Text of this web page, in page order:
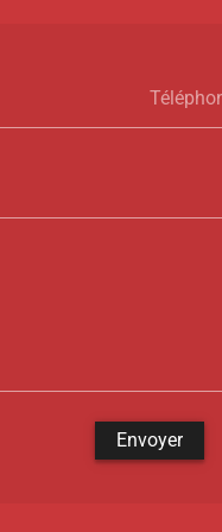
Envoyer